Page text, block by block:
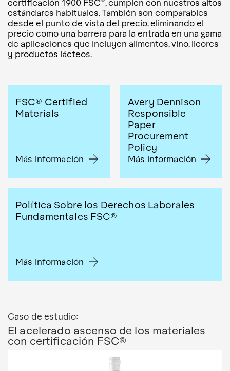
certificación 1900 FSC , cumplen con nuestros altos
estándares habituales. También son comparables
desde el punto de vista del precio, eliminando el
precio como una barrera para la entrada en una gama
de aplicaciones que incluyen alimentos, vino, licores
y productos lácteos.
FSC® Certified
Materials
Más información
Avery Dennison
Responsible
Paper
Procurement
Policy
Más información
Política Sobre los Derechos Laborales
Fundamentales FSC®
Más información
Caso de estudio:
El acelerado ascenso de los materiales
con certificación FSC®